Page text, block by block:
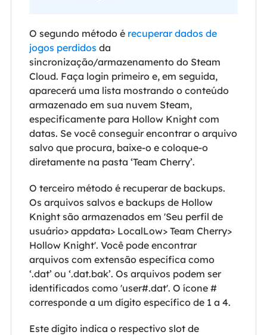
O segundo método é recuperar dados de
jogos perdidos da
sincronização/armazenamento do Steam
Cloud. Faça login primeiro e, em seguida,
aparecerá uma lista mostrando o conteúdo
armazenado em sua nuvem Steam,
especificamente para Hollow Knight com
datas. Se você conseguir encontrar o arquivo
salvo que procura, baixe-o e coloque-o
diretamente na pasta ‘Team Cherry’.
O terceiro método é recuperar de backups.
Os arquivos salvos e backups de Hollow
Knight são armazenados em 'Seu perfil de
usuário> appdata> LocalLow> Team Cherry>
Hollow Knight'. Você pode encontrar
arquivos com extensão específica como
‘.dat’ ou ‘.dat.bak’. Os arquivos podem ser
identificados como 'user#.dat'. O ícone #
corresponde a um dígito específico de 1 a 4.
Este dígito indica o respectivo slot de